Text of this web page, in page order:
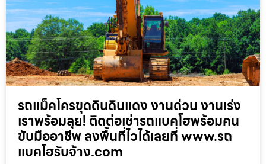
รถแม็คโครขุดดินดินแดง งานด่วน งานเร่ง
เราพร้อมลุย! ติดต่อเช่ารถแบคโฮพร้อมคน
ขับมืออาชีพ ลงพื้นที่ไวได้เลยที่ www.รถ
แบคโฮรับจ้าง.com